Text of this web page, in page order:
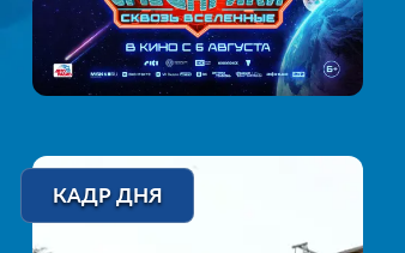
КАДР ДНЯ